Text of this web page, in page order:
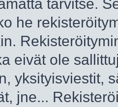
tarvitse.
he
eivät ole
yksityisviestit,
jne...